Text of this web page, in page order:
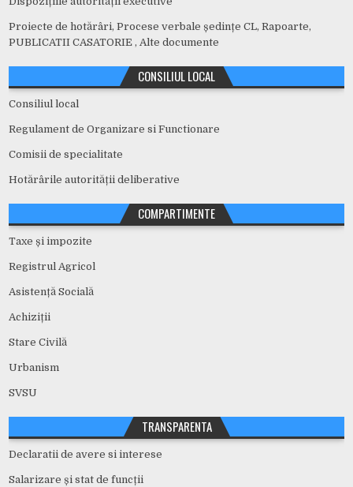
Proiecte de hotărâri, Procese verbale ședințe CL, Rapoarte,
PUBLICATII CASATORIE , Alte documente
CONSILIUL LOCAL
Consiliul local
Regulament de Organizare si Functionare
Comisii de specialitate
Hotărârile autorității deliberative
COMPARTIMENTE
Taxe și impozite
Registrul Agricol
Asistență Socială
Achiziții
Stare Civilă
Urbanism
SVSU
TRANSPARENTA
Declaratii de avere si interese
Salarizare și stat de funcții